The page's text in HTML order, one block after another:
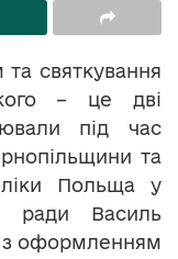
святкування
– це дві
під час
та
Польща у
ради Василь
з оформленням